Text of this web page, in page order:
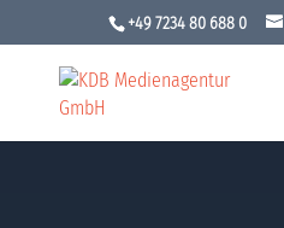
+49 7234 80 688 0